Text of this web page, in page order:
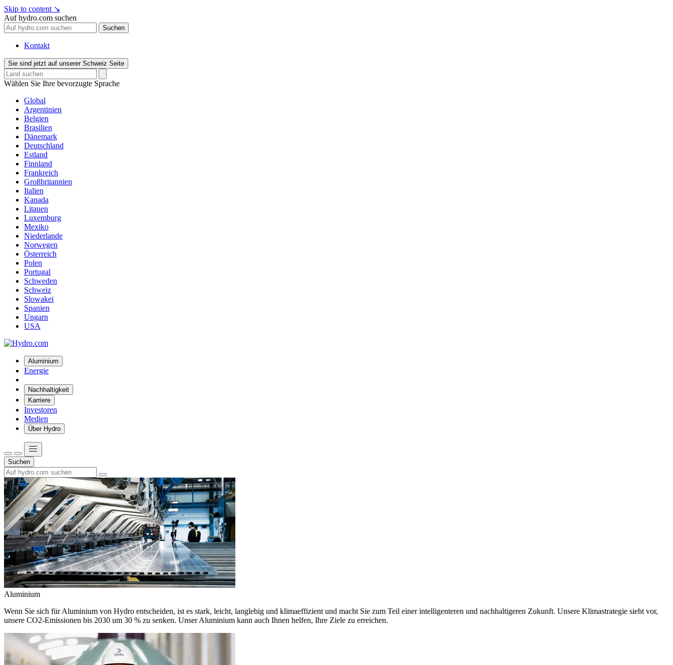
Skip to content ↘
Auf hydro.com suchen
Suchen
Kontakt
Sie sind jetzt auf unserer Schweiz Seite
Wählen Sie Ihre bevorzugte Sprache
Global
Argentinien
Belgien
Brasilien
Dänemark
Deutschland
Estland
Finnland
Frankreich
Großbritannien
Italien
Kanada
Litauen
Luxemburg
Mexiko
Niederlande
Norwegen
Österreich
Polen
Portugal
Schweden
Schweiz
Slowakei
Spanien
Ungarn
USA
Aluminium
Energie
Nachhaltigkeit
Karriere
Investoren
Medien
Über Hydro
Suchen
Aluminium
Wenn Sie sich für Aluminium von Hydro entscheiden, ist es stark, leicht, langlebig und klimaeffizient und macht Sie zum Teil einer intelligenteren und nachhaltigeren Zukunft. Unsere Klimastrategie sieht vor,
unsere CO2-Emissionen bis 2030 um 30 % zu senken. Unser Aluminium kann auch Ihnen helfen, Ihre Ziele zu erreichen.